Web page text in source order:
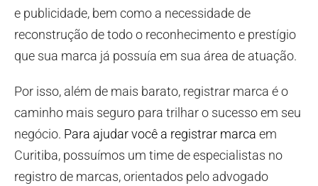
e publicidade, bem como a necessidade de
reconstrução de todo o reconhecimento e prestígio
que sua marca já possuía em sua área de atuação.
Por isso, além de mais barato, registrar marca é o
caminho mais seguro para trilhar o sucesso em seu
negócio. Para ajudar você a registrar marca em
Curitiba, possuímos um time de especialistas no
registro de marcas, orientados pelo advogado